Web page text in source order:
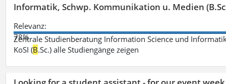
Informatik, Schwp. Kommunikation u. Medien
Relevanz:
78%
Zentrale Studienberatung Information Science und
KoSI (B.Sc.) alle Studiengänge zeigen